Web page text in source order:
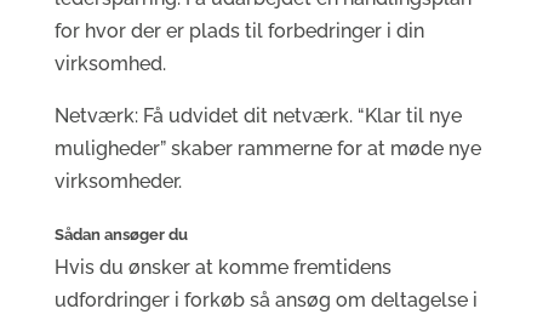
for hvor der er plads til forbedringer i din
virksomhed.
Netværk: Få udvidet dit netværk. “Klar til nye
muligheder” skaber rammerne for at møde nye
virksomheder.
Sådan ansøger du
Hvis du ønsker at komme fremtidens
udfordringer i forkøb så ansøg om deltagelse i